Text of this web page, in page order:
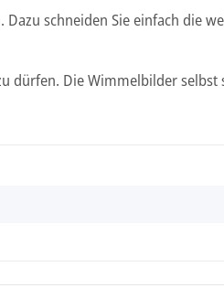
schneiden Sie einfach die
dürfen. Die Wimmelbilder selbst